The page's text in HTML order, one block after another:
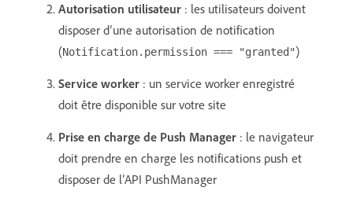
Autorisation utilisateur : les utilisateurs doivent
disposer d’une autorisation de notification
(Notification.permission === "granted")
Service worker : un service worker enregistré
doit être disponible sur votre site
Prise en charge de Push Manager : le navigateur
doit prendre en charge les notifications push et
disposer de l’API PushManager